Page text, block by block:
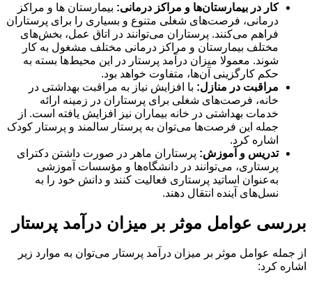
کار در بیمارستان‌ها و مراکز درمانی: بیمارستان ‌ها و مراکز
درمانی، فرصت‌های شغلی متنوع و بسیاری را برای پرستاران
فراهم می‌کنند. پرستاران می‌توانند در اتاق عمل، بخش‌های
مختلف بیمارستان و مراکز درمانی مختلف مشغول به کار
‌شوند. معمولا میزان درآمد پرستار در این محیط‌ها بسته به
حکم کارگزینی آن‌ها، متفاوت خواهد بود.
مراقبت در منازل: با افزایش نیاز به مراقبت بهداشتی در
خانه، فرصت‌های شغلی برای پرستاران در زمینه ارائه
خدمات بهداشتی در خانه بیماران نیز افزایش یافته است. از
جمله این فرصت‌ها می‌توان به پرستار سالمند و پرستار کودک
اشاره کرد.
تدریس و آموزش: پرستاران ماهر در صورت داشتن دكترای
پرستاری، می‌توانند در دانشگاه‌ها و مؤسسات آموزشی
به‌عنوان اساتید پرستاری فعالیت کنند و دانش خود را به
نسل‌های آینده انتقال دهند.
بررسی عوامل موثر بر میزان درآمد پرستار
از جمله عوامل موثر بر میزان درآمد پرستار می‌توان به موارد زیر
اشاره کرد: